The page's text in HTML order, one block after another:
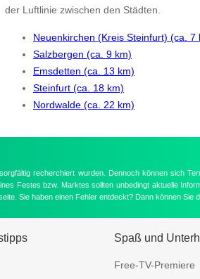
der Luftlinie zwischen den Städten.
Neuenkirchen (Kreis Steinfurt) (ca. 7
Salzbergen (ca. 9 km)
Emsdetten (ca. 13 km)
Steinfurt (ca. 18 km)
Nordwalde (ca. 22 km)
recherchiert wurden. Dennoch können sich
Festes bzw. Marktes sollten unbedingt aktuelle
Sie haben einen Fehler entdeckt? Dann können Sie
Spaß und
Free-TV-Premiere